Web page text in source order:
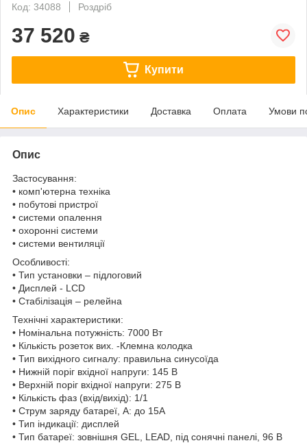
Код: 34088
Роздріб
37 520 ₴
Купити
Опис Характеристики Доставка Оплата Умови
Опис
Застосування:
• комп'ютерна техніка
• побутові пристрої
• системи опалення
• охоронні системи
• системи вентиляції
Особливості:
• Тип установки – підлоговий
• Дисплей - LCD
• Стабілізація – релейна
Технічні характеристики:
• Номінальна потужність: 7000 Вт
• Кількість розеток вих. -Клемна колодка
• Тип вихідного сигналу: правильна синусоїда
• Нижній поріг вхідної напруги: 145 В
• Верхній поріг вхідної напруги: 275 В
• Кількість фаз (вхід/вихід): 1/1
• Струм заряду батареї, А: до 15А
• Тип індикації: дисплей
• Тип батареї: зовнішня GEL, LEAD, під сонячні панелі, 96 В